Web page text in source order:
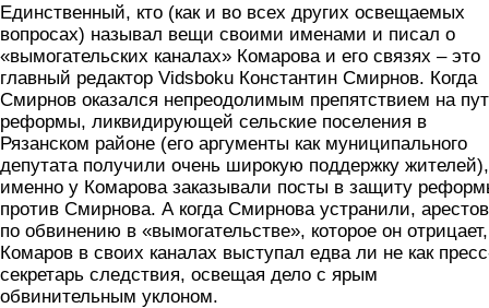
Единственный, кто (как и во всех других освещаемых
вопросах) называл вещи своими именами и писал о
«вымогательских каналах» Комарова и его связях – это
главный редактор Vidsboku Константин Смирнов. Когда
Смирнов оказался непреодолимым препятствием на
реформы, ликвидирующей сельские поселения в
Рязанском районе (его аргументы как муниципального
депутата получили очень широкую поддержку жителей),
именно у Комарова заказывали посты в защиту
против Смирнова. А когда Смирнова устранили,
по обвинению в «вымогательстве», которое он отрицает,
Комаров в своих каналах выступал едва ли не как
секретарь следствия, освещая дело с ярым
обвинительным уклоном.